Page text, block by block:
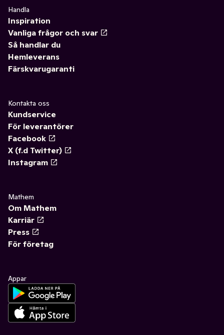
Handla
Inspiration
Vanliga frågor och svar
Så handlar du
Hemleverans
Färskvarugaranti
Kontakta oss
Kundservice
För leverantörer
Facebook
X (f.d Twitter)
Instagram
Mathem
Om Mathem
Karriär
Press
För företag
Appar